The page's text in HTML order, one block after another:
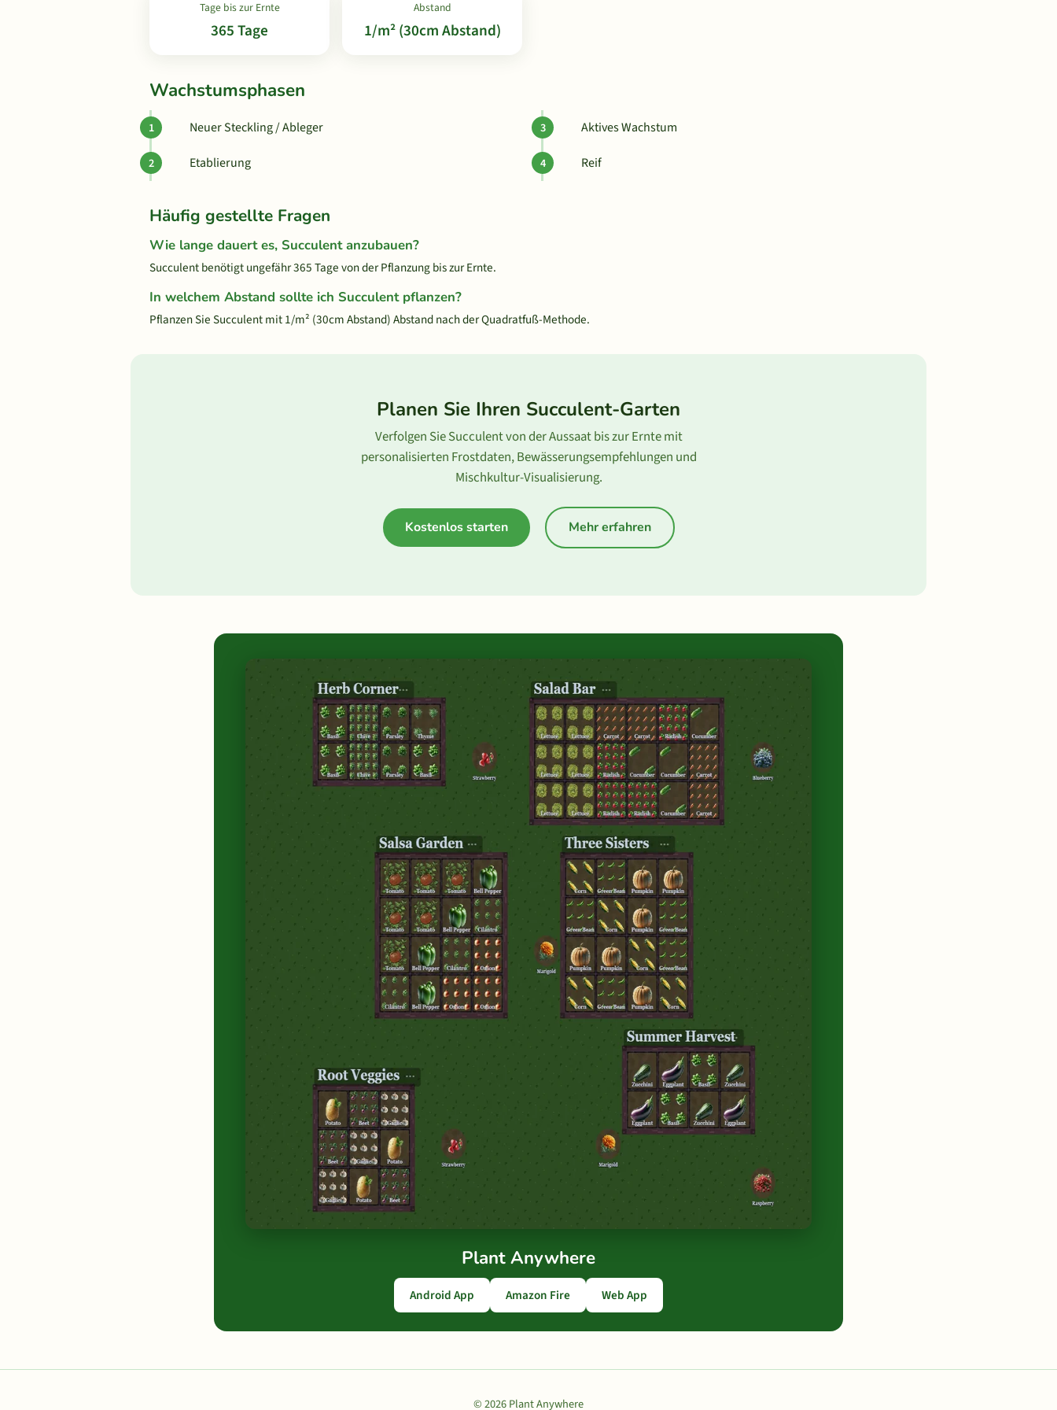
Tage bis zur Ernte
365 Tage
Abstand
1/m² (30cm Abstand)
Wachstumsphasen
Neuer Steckling / Ableger
Etablierung
Aktives Wachstum
Reif
Häufig gestellte Fragen
Wie lange dauert es, Succulent anzubauen?
Succulent benötigt ungefähr 365 Tage von der Pflanzung bis zur Ernte.
In welchem Abstand sollte ich Succulent pflanzen?
Pflanzen Sie Succulent mit 1/m² (30cm Abstand) Abstand nach der Quadratfuß-Methode.
Planen Sie Ihren Succulent-Garten
Verfolgen Sie Succulent von der Aussaat bis zur Ernte mit
personalisierten Frostdaten, Bewässerungsempfehlungen und
Mischkultur-Visualisierung.
Kostenlos starten Mehr erfahren
Plant Anywhere
Android App Amazon Fire Web App
© 2026 Plant Anywhere